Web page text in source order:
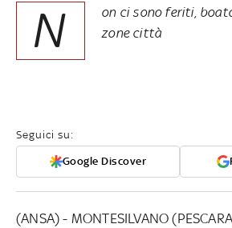
N
on ci sono feriti,
zone città
Seguici su:
Google Discover
(ANSA) - MONTESILVANO